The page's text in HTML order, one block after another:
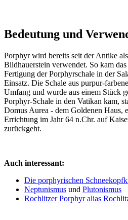
Bedeutung und
Porphyr wird bereits seit der Antike
Bildhauerstein verwendet. So kam
Fertigung der Porphyrschale in der
Einsatz. Die Schale aus purpur-
Umfang und wurde aus einem Stück
Porphyr-Schale in den Vatikan kam,
Domus Aurea - dem Goldenen Haus,
Errichtung im Jahr 64 n.Chr. auf
zurückgeht.
Auch interessant:
Die porphyrischen
Neptunismus und Plutonismus
Rochlitzer Porphyr alias